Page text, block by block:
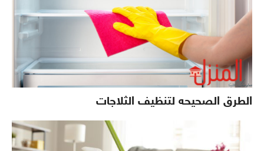
الطرق الصحيحه لتنظيف الثلاجات